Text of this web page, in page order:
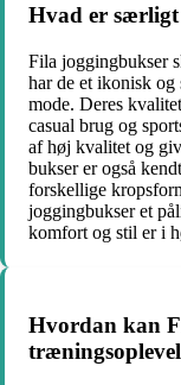
Hvad er
Fila joggingbukser
har de et ikonisk
mode. Deres
casual brug og
af høj kvalitet og
bukser er også
forskellige
joggingbukser et
komfort og stil er i
Hvordan kan